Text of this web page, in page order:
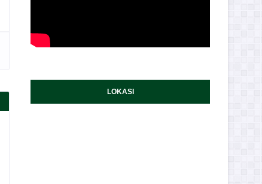
LOKASI